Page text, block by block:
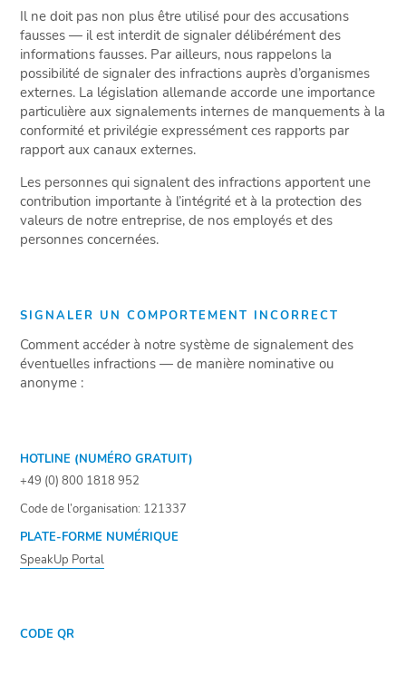
Il ne doit pas non plus être utilisé pour des accusations
fausses — il est interdit de signaler délibérément des
informations fausses. Par ailleurs, nous rappelons la
possibilité de signaler des infractions auprès d’organismes
externes. La législation allemande accorde une importance
particulière aux signalements internes de manquements à la
conformité et privilégie expressément ces rapports par
rapport aux canaux externes.
Les personnes qui signalent des infractions apportent une
contribution importante à l’intégrité et à la protection des
valeurs de notre entreprise, de nos employés et des
personnes concernées.
SIGNALER UN COMPORTEMENT INCORRECT
Comment accéder à notre système de signalement des
éventuelles infractions — de manière nominative ou
anonyme :
HOTLINE (NUMÉRO GRATUIT)
+49 (0) 800 1818 952
Code de l’organisation: 121337
PLATE-FORME NUMÉRIQUE
SpeakUp Portal
CODE QR